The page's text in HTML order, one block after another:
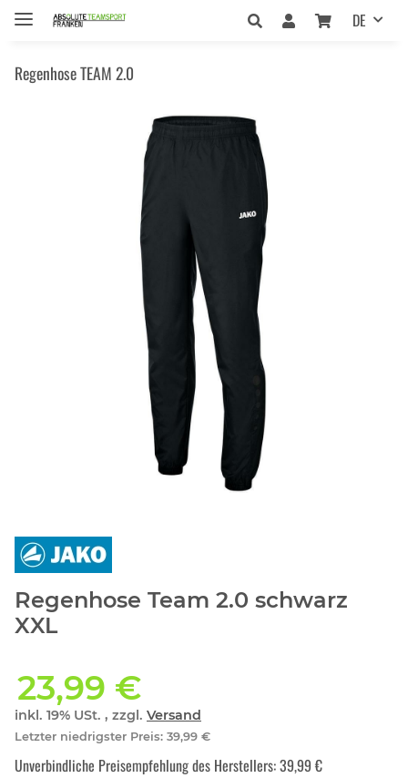
DE
Regenhose TEAM 2.0
Regenhose Team 2.0 schwarz
XXL
23,99 €
inkl. 19% USt. , zzgl. Versand
Letzter niedrigster Preis: 39,99 €
Unverbindliche Preisempfehlung des Herstellers:39,99 €